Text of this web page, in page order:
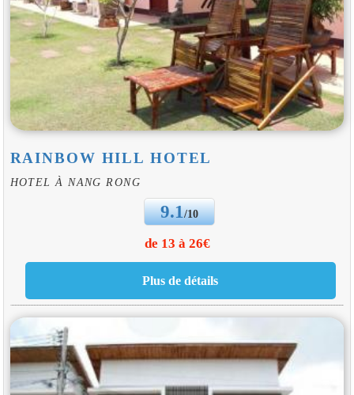
RAINBOW HILL HOTEL
HOTEL À NANG RONG
9.1/10
de 13 à 26€